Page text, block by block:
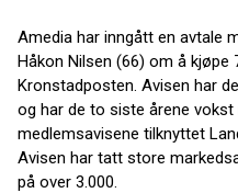
Amedia har inngått en avtale
Håkon Nilsen (66) om å kjøpe
Kronstadposten. Avisen har
og har de to siste årene
medlemsavisene tilknyttet
Avisen har tatt store
på over 3.000.